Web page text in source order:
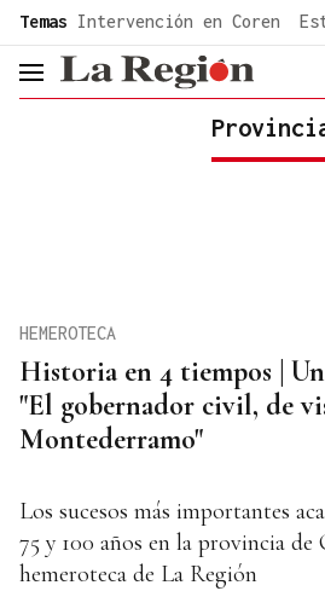
common.go-to-content
Temas Intervención en Coren
header.menu.open
Historia en 4 tiempos |
"El gobernador civil, de
Montederramo"
HEMEROTECA
Los sucesos más importantes
75 y 100 años en la provincia de
hemeroteca de La Región